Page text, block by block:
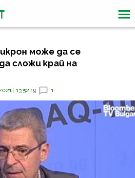
може да се
сложи край на
| 13:52:19 1